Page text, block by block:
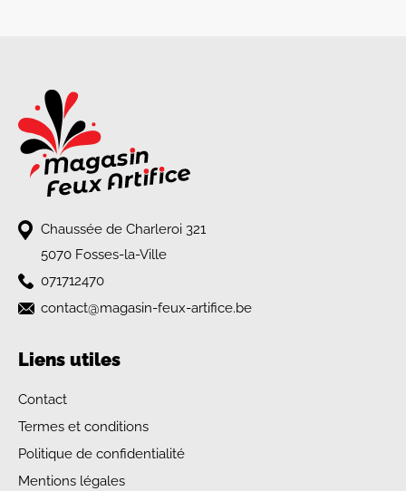
Chaussée de Charleroi 321
5070 Fosses-la-Ville
071712470
contact@magasin-feux-artifice.be
Liens utiles
Contact
Termes et conditions
Politique de confidentialité
Mentions légales